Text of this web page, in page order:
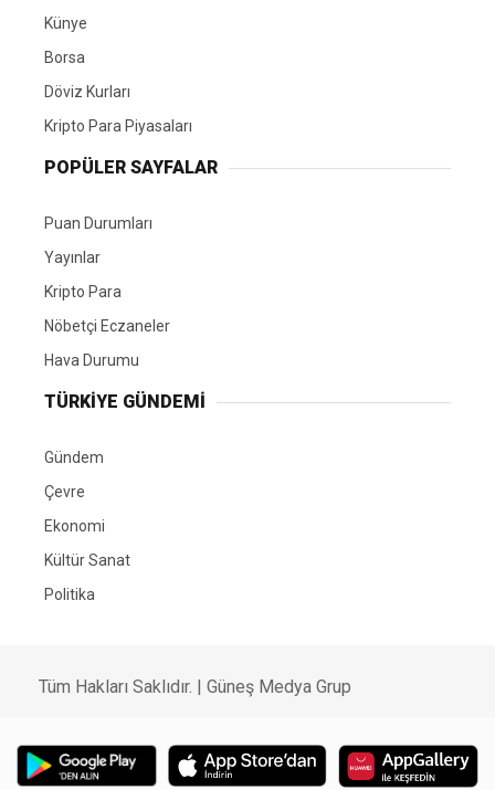
Künye
Borsa
Döviz Kurları
Kripto Para Piyasaları
POPÜLER SAYFALAR
Puan Durumları
Yayınlar
Kripto Para
Nöbetçi Eczaneler
Hava Durumu
TÜRKIYE GÜNDEMI
Gündem
Çevre
Ekonomi
Kültür Sanat
Politika
Tüm Hakları Saklıdır. | Güneş Medya Grup